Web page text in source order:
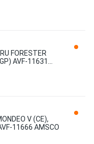
FORESTER
AVF-11631
V (CE),
11666 AMSCO